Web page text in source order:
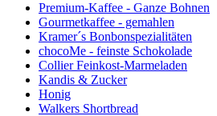
Premium-Kaffee - Ganze Bohnen
Gourmetkaffee - gemahlen
Kramer´s Bonbonspezialitäten
chocoMe - feinste Schokolade
Collier Feinkost-Marmeladen
Kandis & Zucker
Honig
Walkers Shortbread